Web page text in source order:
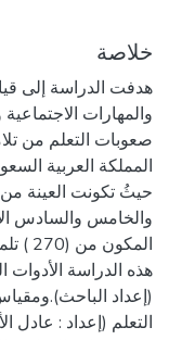
خلاصة
هدفت الدراسة إلى
والمهارات
صعوبات التعلم من
المملكة العربية
والخامس والسادس
هذه الدراسة الأدوات
(إعداد